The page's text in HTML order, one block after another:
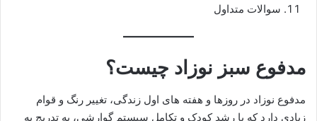
سوالات متداول
مدفوع سبز نوزاد چیست؟
مدفوع نوزاد در روزها و هفته های اول زندگی، تغییر رنگ و قوام
زیادی دارد که با رشد کودک و تکامل سیستم گوارشی، به تدریج به